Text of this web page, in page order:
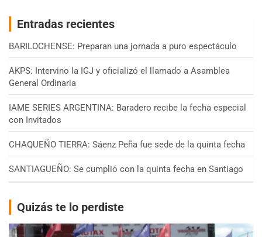
Entradas recientes
BARILOCHENSE: Preparan una jornada a puro espectáculo
AKPS: Intervino la IGJ y oficializó el llamado a Asamblea
General Ordinaria
IAME SERIES ARGENTINA: Baradero recibe la fecha especial
con Invitados
CHAQUEÑO TIERRA: Sáenz Peña fue sede de la quinta fecha
SANTIAGUEÑO: Se cumplió con la quinta fecha en Santiago
Quizás te lo perdiste